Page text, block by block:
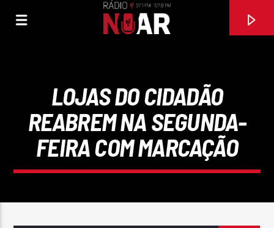
LOJAS DO CIDADÃO
REABREM NA SEGUNDA-
FEIRA COM MARCAÇÃO